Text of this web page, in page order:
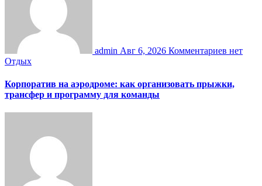
admin Авг 6, 2026 Комментариев нет
Отдых
Корпоратив на аэродроме: как организовать прыжки,
трансфер и программу для команды